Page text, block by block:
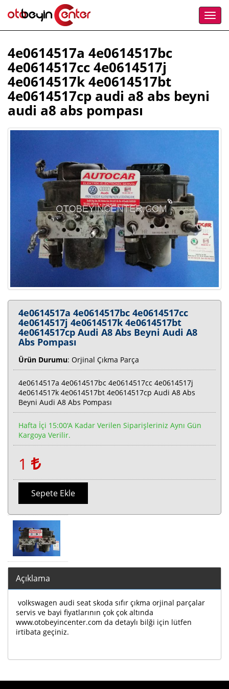
4e0614517a 4e0614517bc
4e0614517cc 4e0614517j
4e0614517k 4e0614517bt
4e0614517cp audi a8 abs beyni
audi a8 abs pompası
4e0614517a 4e0614517bc 4e0614517cc
4e0614517j 4e0614517k 4e0614517bt
4e0614517cp Audi A8 Abs Beyni Audi A8
Abs Pompası
Ürün Durumu: Orjinal Çıkma Parça
4e0614517a 4e0614517bc 4e0614517cc 4e0614517j
4e0614517k 4e0614517bt 4e0614517cp Audi A8 Abs
Beyni Audi A8 Abs Pompası
Hafta İçi 15:00'a Kadar Verilen Siparişleriniz Aynı Gün
Kargoya Verilir.
1
Sepete Ekle
Açıklama
volkswagen audi seat skoda sıfır çıkma orjinal parçalar
servis ve bayi fiyatlarının çok çok altında
www.otobeyincenter.com da detaylı bilği için lütfen
irtibata geçiniz.